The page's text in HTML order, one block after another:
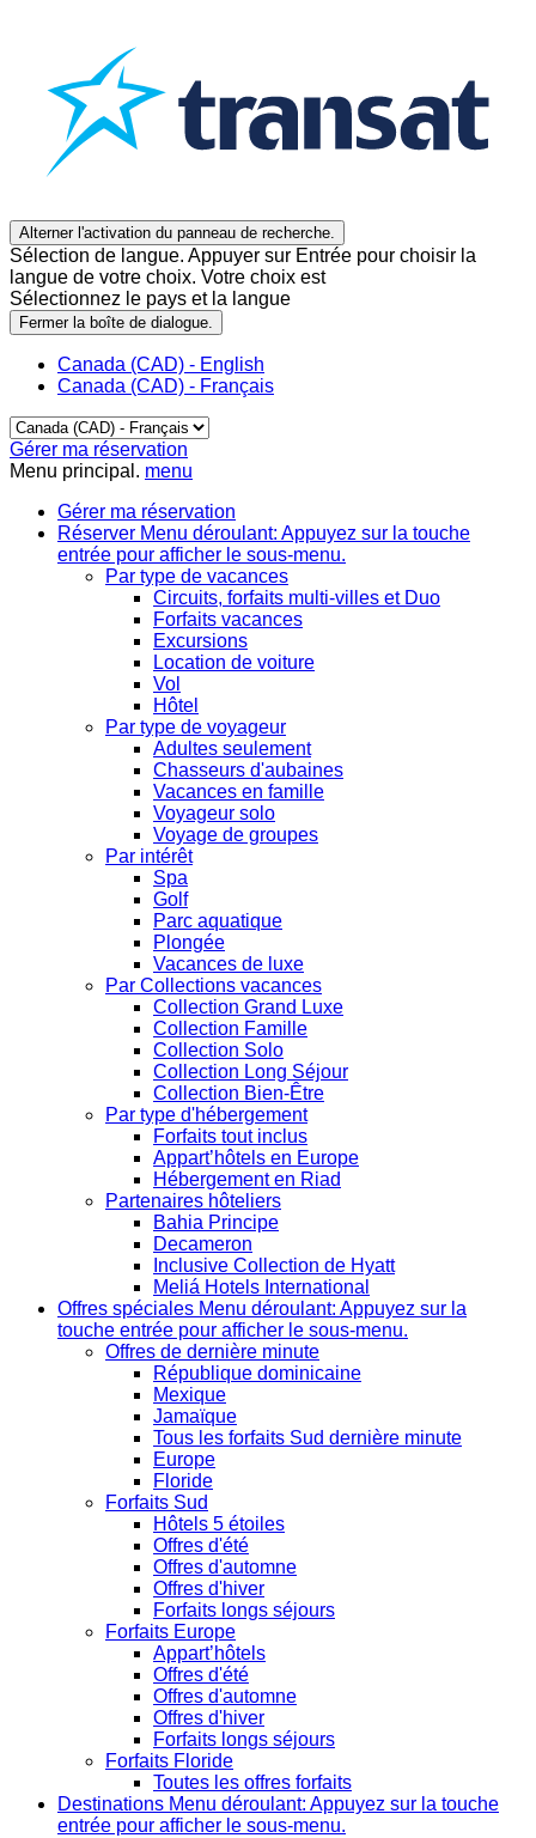
Alterner l'activation du panneau de recherche.
Sélection de langue. Appuyer sur Entrée pour choisir la
langue de votre choix. Votre choix est
Sélectionnez le pays et la langue
Fermer la boîte de dialogue.
Canada (CAD) - English
Canada (CAD) - Français
Gérer ma réservation
Menu principal. menu
Gérer ma réservation
Réserver Menu déroulant: Appuyez sur la touche
entrée pour afficher le sous-menu.
Par type de vacances
Circuits, forfaits multi-villes et Duo
Forfaits vacances
Excursions
Location de voiture
Vol
Hôtel
Par type de voyageur
Adultes seulement
Chasseurs d'aubaines
Vacances en famille
Voyageur solo
Voyage de groupes
Par intérêt
Spa
Golf
Parc aquatique
Plongée
Vacances de luxe
Par Collections vacances
Collection Grand Luxe
Collection Famille
Collection Solo
Collection Long Séjour
Collection Bien-Être
Par type d'hébergement
Forfaits tout inclus
Appart’hôtels en Europe
Hébergement en Riad
Partenaires hôteliers
Bahia Principe
Decameron
Inclusive Collection de Hyatt
Meliá Hotels International
Offres spéciales Menu déroulant: Appuyez sur la
touche entrée pour afficher le sous-menu.
Offres de dernière minute
République dominicaine
Mexique
Jamaïque
Tous les forfaits Sud dernière minute
Europe
Floride
Forfaits Sud
Hôtels 5 étoiles
Offres d'été
Offres d'automne
Offres d'hiver
Forfaits longs séjours
Forfaits Europe
Appart’hôtels
Offres d'été
Offres d'automne
Offres d'hiver
Forfaits longs séjours
Forfaits Floride
Toutes les offres forfaits
Destinations Menu déroulant: Appuyez sur la touche
entrée pour afficher le sous-menu.